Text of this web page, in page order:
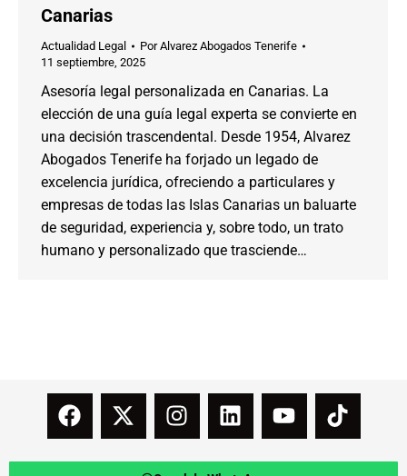
Canarias
Actualidad Legal PorAlvarez Abogados Tenerife
11 septiembre, 2025
Asesoría legal personalizada en Canarias. La
elección de una guía legal experta se convierte en
una decisión trascendental. Desde 1954, Alvarez
Abogados Tenerife ha forjado un legado de
excelencia jurídica, ofreciendo a particulares y
empresas de todas las Islas Canarias un baluarte
de seguridad, experiencia y, sobre todo, un trato
humano y personalizado que trasciende…